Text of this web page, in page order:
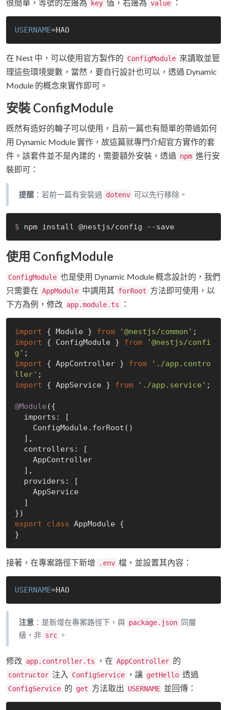
很簡單，等號的左邊為
key 值，右邊為 value ：
USERNAME =HAO
在 Nest 中，可以使用官方製作的 ConfigModule 來讀取並管
理這些環境變數，當然，要自行設計也可以，透過 Dynamic
Module 的概念來實作即可。
安裝 ConfigModule
既然有造好的輪子可以使用，且前一篇也有簡單的帶過如何
用 Dynamic Module 實作，故這篇就專門介紹官方實作的套
件。該套件並不是內建的，需要額外安裝，透過 npm 進行安
裝即可：
提醒 ：若前一篇有安裝過 dotenv 可以先行移除。
$ npm install @nestjs/config --save
使用 ConfigModule
ConfigModule 也是使用 Dynamic Module 概念設計的，我們
只需要在 AppModule 中調用其 forRoot 方法即可使用，以
下方為例，修改 app.module.ts ：
import { Module } from '@nestjs/common'
import { ConfigModule } from
'@nestjs/confi
g'
import { AppController } from
'./app.contro
ller'
import { AppService } from './app.service' ;
@Module ({
export
class AppModule {
接著，在專案路徑下新增 .env 檔，並設置其內容：
USERNAME =HAO
注意 ：是新增在專案路徑下，與 package.json 同層
級，非 src 。
修改 app.controller.ts ，在 AppController 的
contructor 注入 ConfigService ，讓 getHello 透過
ConfigService 的 get 方法取出 USERNAME 並回傳：